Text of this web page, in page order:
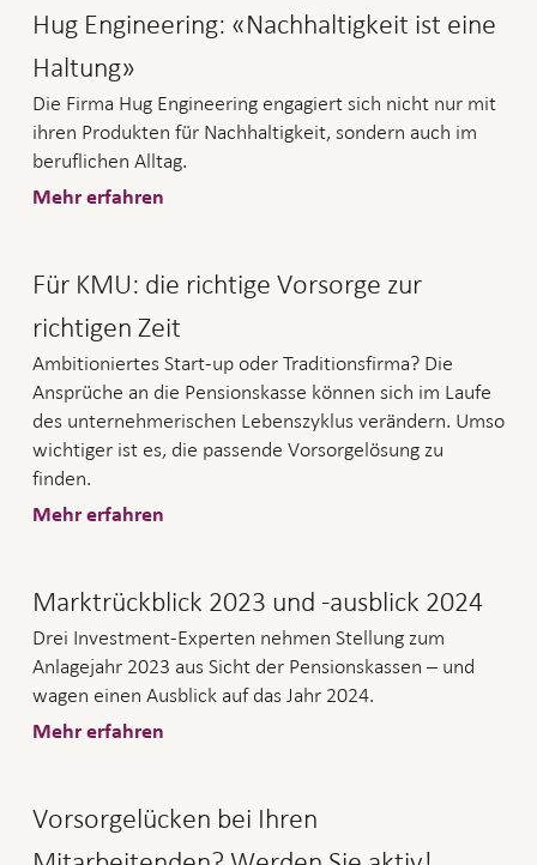
Hug Engineering: «Nachhaltigkeit ist eine
Haltung»
Die Firma Hug Engineering engagiert sich nicht nur mit
ihren Produkten für Nachhaltigkeit, sondern auch im
beruflichen Alltag.
Mehr erfahren
Für KMU: die richtige Vorsorge zur
richtigen Zeit
Ambitioniertes Start-up oder Traditionsfirma? Die
Ansprüche an die Pensionskasse können sich im Laufe
des unternehmerischen Lebenszyklus verändern. Umso
wichtiger ist es, die passende Vorsorgelösung zu
finden.
Mehr erfahren
Marktrückblick 2023 und -ausblick 2024
Drei Investment-Experten nehmen Stellung zum
Anlagejahr 2023 aus Sicht der Pensionskassen – und
wagen einen Ausblick auf das Jahr 2024.
Mehr erfahren
Vorsorgelücken bei Ihren